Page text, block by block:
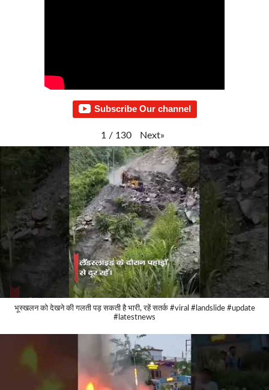
Subscribe Our channel
1 / 130 Next»
भूस्खलन को देखने की गलती पड़ सकती है भारी, रहें सतर्क #viral #landslide #update
#latestnews